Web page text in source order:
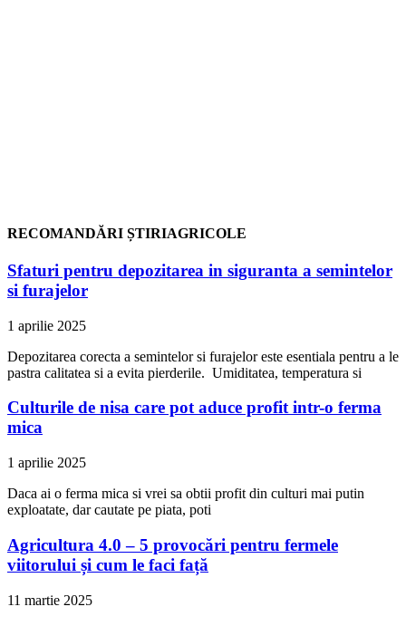
RECOMANDĂRI ȘTIRIAGRICOLE
Sfaturi pentru depozitarea in siguranta a semintelor
si furajelor
1 aprilie 2025
Depozitarea corecta a semintelor si furajelor este esentiala pentru a le
pastra calitatea si a evita pierderile. Umiditatea, temperatura si
Culturile de nisa care pot aduce profit intr-o ferma
mica
1 aprilie 2025
Daca ai o ferma mica si vrei sa obtii profit din culturi mai putin
exploatate, dar cautate pe piata, poti
Agricultura 4.0 – 5 provocări pentru fermele
viitorului și cum le faci față
11 martie 2025